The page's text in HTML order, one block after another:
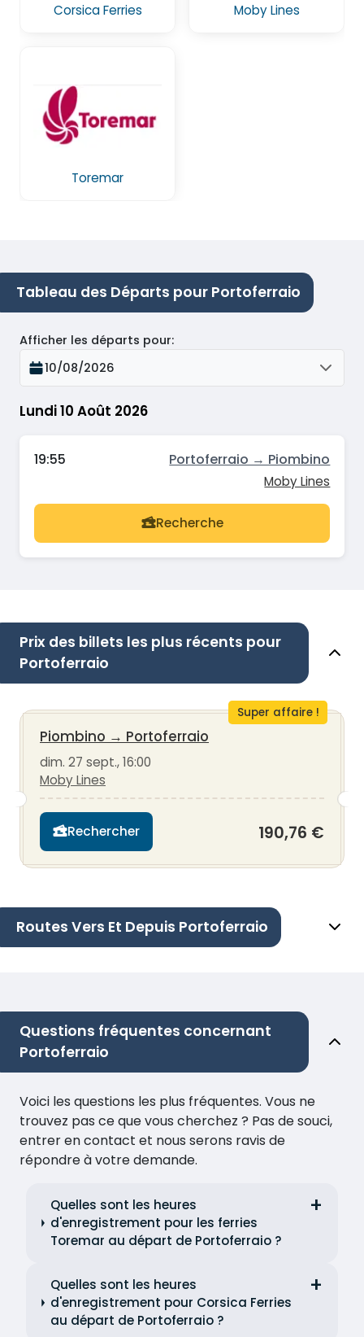
Corsica Ferries Moby Lines
Toremar
Tableau des Départs pour Portoferraio
Lundi 10 Août 2026
Afficher les départs pour:
10/08/2026
19:55 Portoferraio → Piombino
Moby Lines
Recherche
Prix des billets les plus récents pour
Portoferraio
Super affaire !
Piombino → Portoferraio
dim. 27 sept., 16:00
Moby Lines
Rechercher 190,76 €
Routes Vers Et Depuis Portoferraio
Questions fréquentes concernant
Portoferraio
Voici les questions les plus fréquentes. Vous ne
trouvez pas ce que vous cherchez ? Pas de souci,
entrer en contact et nous serons ravis de
répondre à votre demande.
Quelles sont les heures
d'enregistrement pour les ferries
Toremar au départ de Portoferraio ?
Quelles sont les heures
d'enregistrement pour Corsica Ferries
au départ de Portoferraio ?